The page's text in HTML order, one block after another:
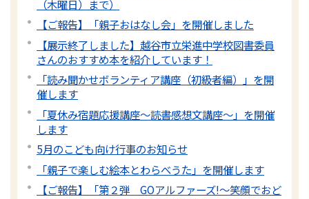
（木曜日）まで）
【ご報告】「親子おはなし会」を開催しました
【展示終了しました】越谷市立栄進中学校図書委員
さんのおすすめ本を紹介しています！
「読み聞かせボランティア講座（初級者編）」を開
催します
「夏休み宿題応援講座～読書感想文講座～」を開催
します
5月のこども向け行事のお知らせ
「親子で楽しむ絵本とわらべうた」を開催します
【ご報告】「第２弾 GOアルファーズ!～笑顔でおど